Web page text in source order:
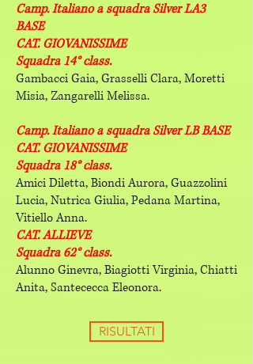
Camp. Italiano a squadra Silver LA3
BASE
CAT. GIOVANISSIME
Squadra 14° class.
Gambacci Gaia, Grasselli Clara, Moretti
Misia, Zangarelli Melissa.
Camp. Italiano a squadra Silver LB BASE
CAT. GIOVANISSIME
Squadra 18° class.
Amici Diletta, Biondi Aurora, Guazzolini
Lucia, Nutrica Giulia, Pedana Martina,
Vitiello Anna.
CAT. ALLIEVE
Squadra 62° class.
Alunno Ginevra, Biagiotti Virginia, Chiatti
Anita, Santececca Eleonora.
RISULTATI